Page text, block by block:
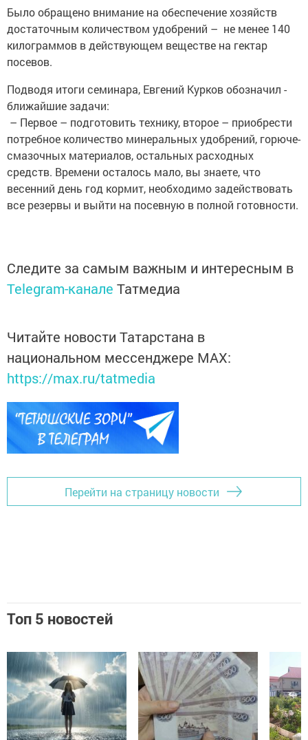
Было обращено внимание на обеспечение хозяйств
достаточным ­количеством удобрений – не менее 140
килограммов в действующем веществе на ­гектар
посевов.
Подводя итоги ­семинара, ­Евгений Курков обозначил ­
ближайшие задачи:
– Первое – подготовить технику, второе – приобрес­ти
потребное количество минеральных удобрений, горюче-
смазочных материалов, остальных расходных
средств. Времени осталось мало, вы знаете, что
весенний день год кормит, необходимо задействовать
все резервы и выйти на посевную в ­полной ­готовности.
Следите за самым важным и интересным в
Telegram-канале Татмедиа
Читайте новости Татарстана в
национальном мессенджере MАХ:
https://max.ru/tatmedia
Перейти на страницу новости
Топ 5 новостей